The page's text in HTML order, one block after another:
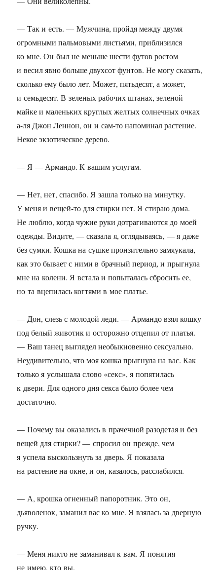
— Так и есть. — Мужчина, пройдя между двумя
огромными пальмовыми листьями, приблизился
ко мне. Он был не меньше шести футов ростом
и весил явно больше двухсот фунтов. Не могу сказать,
сколько ему было лет. Может, пятьдесят, а может,
и семьдесят. В зеленых рабочих штанах, зеленой
майке и маленьких круглых желтых солнечных очках
а-ля Джон Леннон, он и сам-то напоминал растение.
Некое экзотическое дерево.
— Я — Армандо. К вашим услугам.
— Нет, нет, спасибо. Я зашла только на минутку.
У меня и вещей-то для стирки нет. Я стираю дома.
Не люблю, когда чужие руки дотрагиваются до моей
одежды. Видите, — сказала я, оглядываясь, — я даже
без сумки. Кошка на сушке пронзительно замяукала,
как это бывает с ними в брачный период, и прыгнула
мне на колени. Я встала и попыталась сбросить ее,
но та вцепилась когтями в мое платье.
— Дон, слезь с молодой леди. — Армандо взял кошку
под белый животик и осторожно отцепил от платья.
— Ваш танец выглядел необыкновенно сексуально.
Неудивительно, что моя кошка прыгнула на вас. Как
только я услышала слово «секс», я попятилась
к двери. Для одного дня секса было более чем
достаточно.
— Почему вы оказались в прачечной разодетая и без
вещей для стирки? — спросил он прежде, чем
я успела выскользнуть за дверь. Я показала
на растение на окне, и он, казалось, расслабился.
— А, крошка огненный папоротник. Это он,
дьяволенок, заманил вас ко мне. Я взялась за дверную
ручку.
— Меня никто не заманивал к вам. Я понятия
не имею, кто вы.